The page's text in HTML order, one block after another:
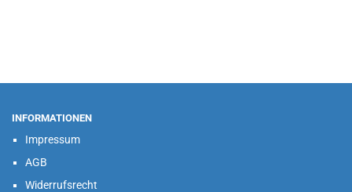
INFORMATIONEN
Impressum
AGB
Widerrufsrecht